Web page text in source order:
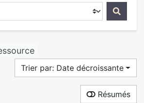
Trier par: Date décroissante
Résumés